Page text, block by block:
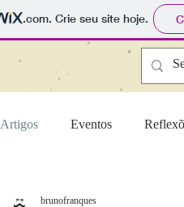
.com. Crie seu site hoje.
Artigos Eventos
brunofranques